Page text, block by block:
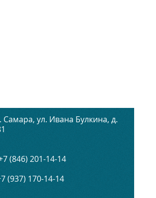
Самара, ул. Ивана Булкина, д.
(846) 201-14-14
(937) 170-14-14